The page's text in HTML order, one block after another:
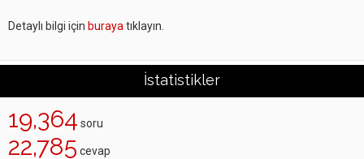
Detaylı bilgi için buraya tıklayın.
İstatistikler
19,364 soru
22,785 cevap